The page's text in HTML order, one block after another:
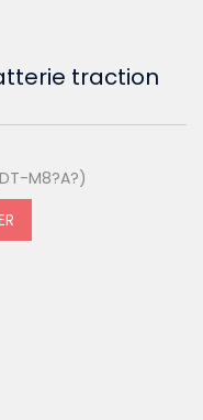
traction
M8?A?)